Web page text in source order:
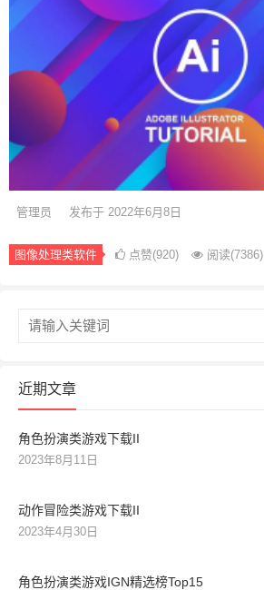
管理员 发布于 2022年6月8日
图像处理类软件 点赞(920) 阅读(7386)
近期文章
角色扮演类游戏下载II
2023年8月11日
动作冒险类游戏下载II
2023年4月30日
角色扮演类游戏IGN精选榜Top15